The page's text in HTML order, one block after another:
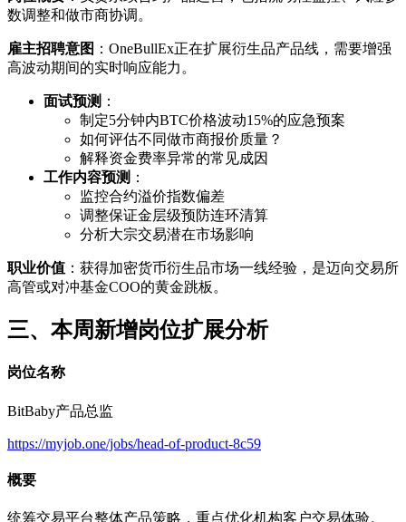
数调整和做市商协调。
雇主招聘意图 ：OneBullEx正在扩展衍生品产品线，需要增强
高波动期间的实时响应能力。
面试预测 ：
制定5分钟内BTC价格波动15%的应急预案
如何评估不同做市商报价质量？
解释资金费率异常的常见成因
工作内容预测 ：
监控合约溢价指数偏差
调整保证金层级预防连环清算
分析大宗交易潜在市场影响
职业价值 ：获得加密货币衍生品市场一线经验，是迈向交易所
高管或对冲基金COO的黄金跳板。
三、本周新增岗位扩展分析
岗位名称
BitBaby产品总监
https://myjob.one/jobs/head-of-product-8c59
概要
统筹交易平台整体产品策略，重点优化机构客户交易体验。